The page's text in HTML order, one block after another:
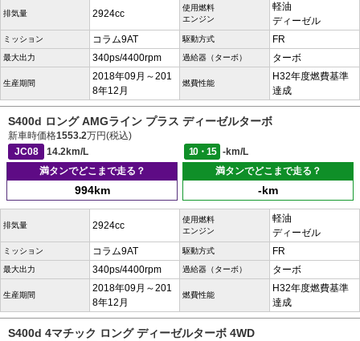
排気量 2924cc
使用燃料
エンジン
軽油
ディーゼル
ミッション コラム9AT 駆動方式 FR
最大出力 340ps/4400rpm 過給器（ターボ） ターボ
生産期間
2018年09月～201
8年12月
燃費性能
H32年度燃費基準
達成
S400d ロング AMGライン プラス ディーゼルターボ
新車時価格1553.2万円(税込)
JC08
14.2km/L 10・15
-km/L
満タンでどこまで走る？
994km
満タンでどこまで走る？
-km
排気量 2924cc
使用燃料
エンジン
軽油
ディーゼル
ミッション コラム9AT 駆動方式 FR
最大出力 340ps/4400rpm 過給器（ターボ） ターボ
生産期間
2018年09月～201
8年12月
燃費性能
H32年度燃費基準
達成
S400d 4マチック ロング ディーゼルターボ 4WD